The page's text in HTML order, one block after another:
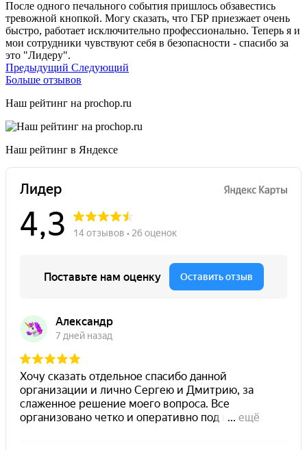
После одного печального события пришлось обзавестись
тревожной кнопкой. Могу сказать, что ГБР приезжает очень
быстро, работает исключительно профессионально. Теперь я и
мои сотрудники чувствуют себя в безопасности - спасибо за
это "Лидеру".
Предыдущий Следующий
Больше отзывов
Наш рейтинг на prochop.ru
Наш рейтинг в Яндексе